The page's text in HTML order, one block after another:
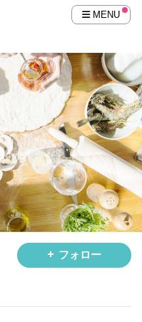
MENU
フォロー